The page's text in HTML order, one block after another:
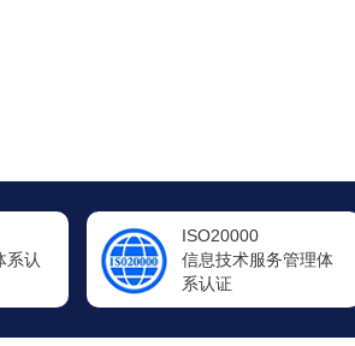
理体
信息系统
安全运维服务资质